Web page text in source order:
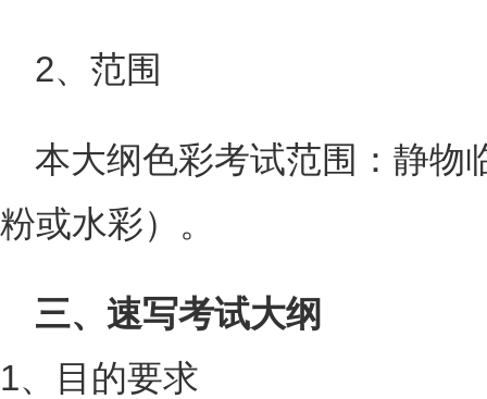
2、范围
本大纲色彩考试范围：静物
粉或水彩）。
三、速写考试大纲
1、目的要求